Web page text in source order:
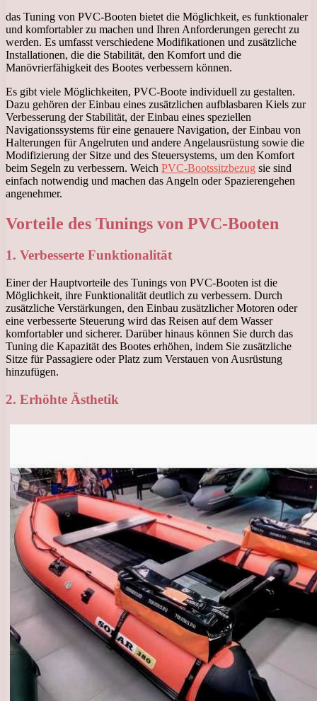
das Tuning von PVC-Booten bietet die Möglichkeit, es funktionaler
und komfortabler zu machen und Ihren Anforderungen gerecht zu
werden. Es umfasst verschiedene Modifikationen und zusätzliche
Installationen, die die Stabilität, den Komfort und die
Manövrierfähigkeit des Bootes verbessern können.
Es gibt viele Möglichkeiten, PVC-Boote individuell zu gestalten.
Dazu gehören der Einbau eines zusätzlichen aufblasbaren Kiels zur
Verbesserung der Stabilität, der Einbau eines speziellen
Navigationssystems für eine genauere Navigation, der Einbau von
Halterungen für Angelruten und andere Angelausrüstung sowie die
Modifizierung der Sitze und des Steuersystems, um den Komfort
beim Segeln zu verbessern. Weich PVC-Bootssitzbezug sie sind
einfach notwendig und machen das Angeln oder Spazierengehen
angenehmer.
Vorteile des Tunings von PVC-Booten
1. Verbesserte Funktionalität
Einer der Hauptvorteile des Tunings von PVC-Booten ist die
Möglichkeit, ihre Funktionalität deutlich zu verbessern. Durch
zusätzliche Verstärkungen, den Einbau zusätzlicher Motoren oder
eine verbesserte Steuerung wird das Reisen auf dem Wasser
komfortabler und sicherer. Darüber hinaus können Sie durch das
Tuning die Kapazität des Bootes erhöhen, indem Sie zusätzliche
Sitze für Passagiere oder Platz zum Verstauen von Ausrüstung
hinzufügen.
2. Erhöhte Ästhetik